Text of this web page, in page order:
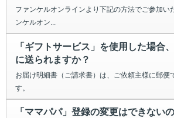
ファンケルオンラインより下記の方法でご参加い
ンケルオン...
「ギフトサービス」を使用した場合
に送られますか？
お届け明細書（ご請求書）は、ご依頼主様に郵便
す。
「ママパパ」登録の変更はできない